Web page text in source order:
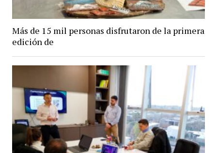
Más de 15 mil personas disfrutaron de la primera
edición de